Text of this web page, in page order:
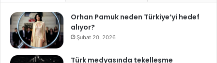
Orhan Pamuk neden Türkiye’yi hedef
alıyor?
Şubat 20, 2026
Türk medyasında tekelleşme